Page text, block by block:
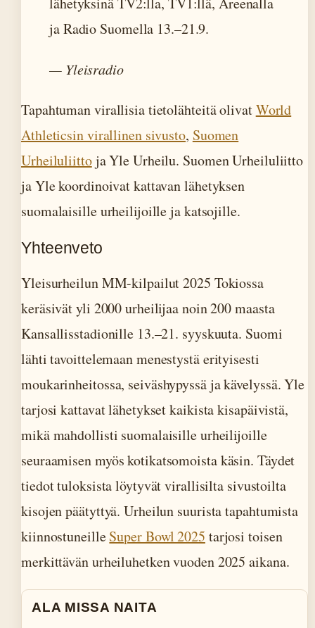
ja Radio Suomella 13.–21.9.
— Yleisradio
Tapahtuman virallisia tietolähteitä olivatWorld
Athleticsin virallinen sivusto, Suomen
Urheiluliittoja Yle Urheilu. Suomen Urheiluliitto
ja Yle koordinoivat kattavan lähetyksen
suomalaisille urheilijoille ja katsojille.
Yhteenveto
Yleisurheilun MM-kilpailut 2025 Tokiossa
keräsivät yli 2000 urheilijaa noin 200 maasta
Kansallisstadionille 13.–21. syyskuuta. Suomi
lähti tavoittelemaan menestystä erityisesti
moukarinheitossa, seiväshypyssä ja kävelyssä. Yle
tarjosi kattavat lähetykset kaikista kisapäivistä,
mikä mahdollisti suomalaisille urheilijoille
seuraamisen myös kotikatsomoista käsin. Täydet
tiedot tuloksista löytyvät virallisilta sivustoilta
kisojen päätyttyä. Urheilun suurista tapahtumista
kiinnostuneilleSuper Bowl 2025 tarjosi toisen
merkittävän urheiluhetken vuoden 2025 aikana.
ALA MISSA NAITA